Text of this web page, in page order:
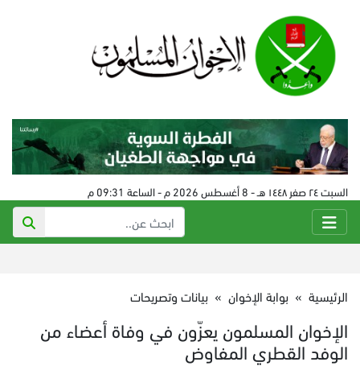
السبت ٢٤ صفر ١٤٤٨ هـ - 8 أغسطس 2026 م - الساعة 09:31 م
الرئيسية » بوابة الإخوان » بيانات وتصريحات
الإخوان المسلمون يعزّون في وفاة أعضاء من
الوفد القطري المفاوض